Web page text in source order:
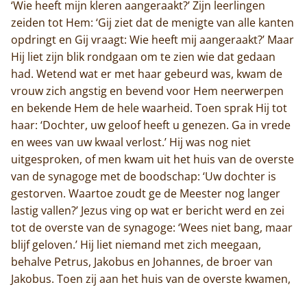
‘Wie heeft mijn kleren aangeraakt?’ Zijn leerlingen
zeiden tot Hem: ‘Gij ziet dat de menigte van alle kanten
opdringt en Gij vraagt: Wie heeft mij aangeraakt?’ Maar
Hij liet zijn blik rondgaan om te zien wie dat gedaan
had. Wetend wat er met haar gebeurd was, kwam de
vrouw zich angstig en bevend voor Hem neerwerpen
en bekende Hem de hele waarheid. Toen sprak Hij tot
haar: ‘Dochter, uw geloof heeft u genezen. Ga in vrede
en wees van uw kwaal verlost.’ Hij was nog niet
uitgesproken, of men kwam uit het huis van de overste
van de synagoge met de boodschap: ‘Uw dochter is
gestorven. Waartoe zoudt ge de Meester nog langer
lastig vallen?’ Jezus ving op wat er bericht werd en zei
tot de overste van de synagoge: ‘Wees niet bang, maar
blijf geloven.’ Hij liet niemand met zich meegaan,
behalve Petrus, Jakobus en Johannes, de broer van
Jakobus. Toen zij aan het huis van de overste kwamen,